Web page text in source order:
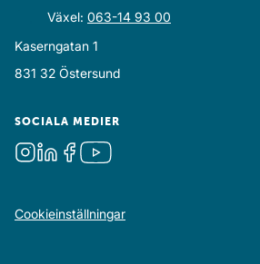
Växel: 063-14 93 00
Kaserngatan 1
831 32 Östersund
SOCIALA MEDIER
Cookieinställningar